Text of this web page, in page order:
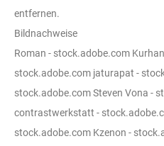
entfernen.
Bildnachweise
Roman - stock.adobe.com
stock.adobe.com jaturapat -
stock.adobe.com Steven Vona -
contrastwerkstatt -
stock.adobe.com Kzenon -